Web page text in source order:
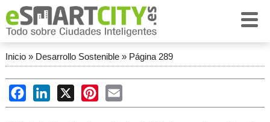
Inicio» Desarrollo Sostenible» Página 289
FacebookLinkedIn
X PinterestEmail